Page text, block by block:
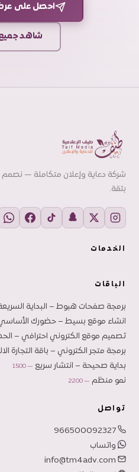
احصل على
شاهد جميع
شركة دعاية وإعلان متكاملة —
بثقة.
الخدمات
الباقات
برمجة صفحات هبوط – البداية
انشاء موقع بسيط – حضورك
تصميم موقع الكتروني احترافي –
برمجة متجر الكتروني – باقة التجارة
بداية صحيحة – انتشار سريع — 1500
نمو منظم — 2200
تواصل
واتساب